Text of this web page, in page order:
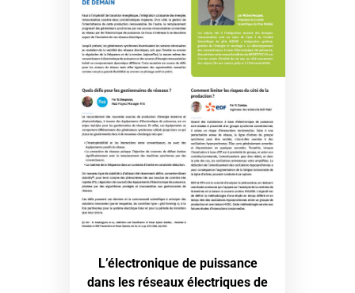
L’électronique de puissance
dans les réseaux électriques de